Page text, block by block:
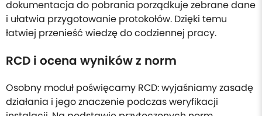
dokumentacja do pobrania porządkuje zebrane dane
i ułatwia przygotowanie protokołów. Dzięki temu
łatwiej przenieść wiedzę do codziennej pracy.
RCD i ocena wyników z norm
Osobny moduł poświęcamy RCD: wyjaśniamy zasadę
działania i jego znaczenie podczas weryfikacji